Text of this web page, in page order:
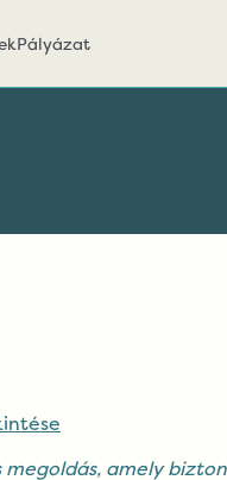
Pályázat
megoldás, amely